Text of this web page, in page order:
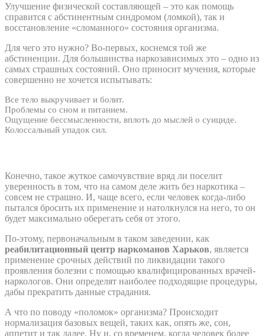
Улучшение физической составляющей – это как помощь
справится с абстинентным синдромом (ломкой), так и
восстановление «сломанного» состояния организма.
Для чего это нужно? Во-первых, коснемся той же
абстиненции. Для большинства наркозависимых это – одно из
самых страшных состояний. Оно приносит мучения, которые
совершенно не хочется испытывать:
Все тело выкручивает и болит.
Проблемы со сном и питанием.
Ощущение бессмысленности, вплоть до мыслей о суициде.
Колоссальный упадок сил.
Конечно, такое жуткое самочувствие вряд ли поселит
уверенность в том, что на самом деле жить без наркотика –
совсем не страшно. И, чаще всего, если человек когда-либо
пытался бросить их применение и натолкнулся на него, то он
будет максимально оберегать себя от этого.
По-этому, первоначальным в таком заведении, как
реабилитационный центр наркоманов Харьков, является
применение срочных действий по ликвидации такого
проявления болезни с помощью квалифицированных врачей-
наркологов. Они определят наиболее подходящие процедуры,
дабы прекратить данные страдания.
А что по поводу «поломок» организма? Происходит
нормализация базовых вещей, таких как, опять же, сон,
аппетит и так далее. Ну и, со временем, когда человек более